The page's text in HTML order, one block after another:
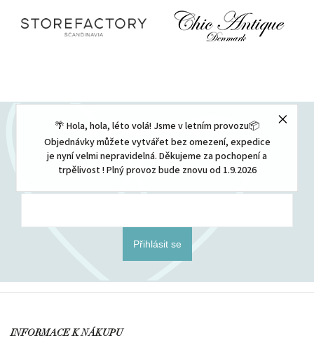
🌴 Hola, hola, léto volá! Jsme v letním provozu📦
Objednávky můžete vytvářet bez omezení, expedice
je nyní velmi nepravidelná. Děkujeme za pochopení a
trpělivost ! Plný provoz bude znovu od 1.9.2026
Odebírat newsletter
Vložením e-mailu souhlasíte s
podmínkami ochrany osobních údajů
Přihlásit se
INFORMACE K NÁKUPU